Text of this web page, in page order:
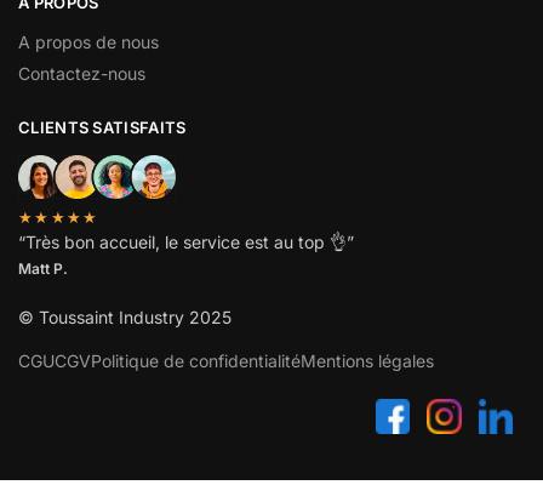
A propos de nous
Contactez-nous
CLIENTS SATISFAITS
★★★★★
“Très bon accueil, le service est au top 👌”
Matt P.
© Toussaint Industry 2025
CGUCGVPolitique de confidentialitéMentions légales